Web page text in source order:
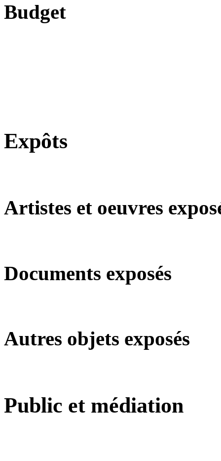
Budget
Expôts
Artistes et oeuvres
Documents exposés
Autres objets exposés
Public et médiation